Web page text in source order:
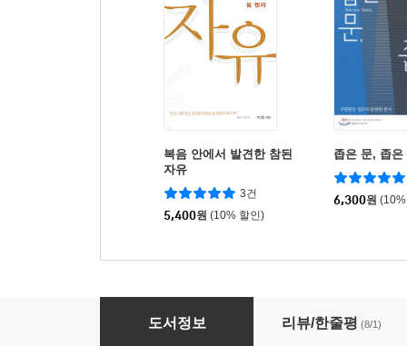
복음 안에서 발견한 참된
자유
3건
5,400원 (10% 할인)
좁은 문, 좁은
6,300원
성령이라는 선물
도서정보 리뷰/한줄평 (8/1)